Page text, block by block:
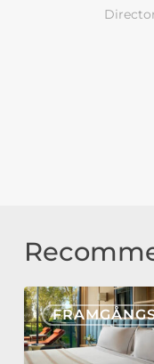
Tivoli
Estela
Golf